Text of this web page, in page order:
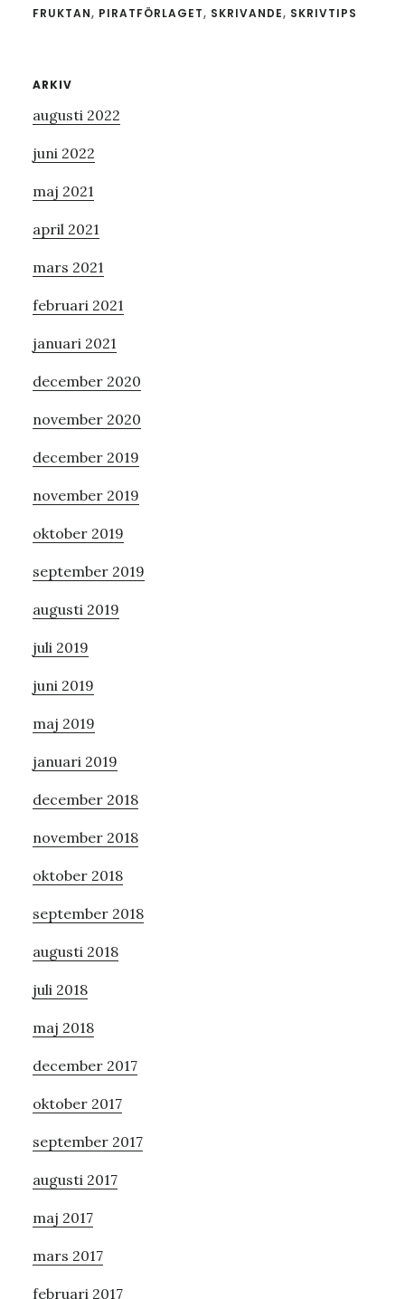
FRUKTAN, PIRATFÖRLAGET, SKRIVANDE, SKRIVTIPS
Primärt
sidofält
ARKIV
augusti 2022
juni 2022
maj 2021
april 2021
mars 2021
februari 2021
januari 2021
december 2020
november 2020
december 2019
november 2019
oktober 2019
september 2019
augusti 2019
juli 2019
juni 2019
maj 2019
januari 2019
december 2018
november 2018
oktober 2018
september 2018
augusti 2018
juli 2018
maj 2018
december 2017
oktober 2017
september 2017
augusti 2017
maj 2017
mars 2017
februari 2017